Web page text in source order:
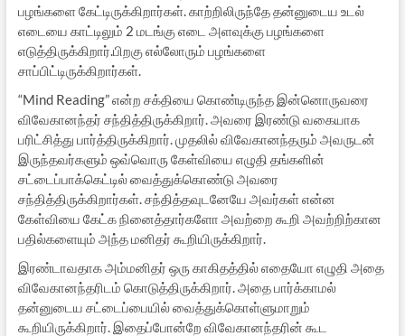
பழங்களை கேட்டிருக்கிறார்கள். காற்றிலிருந்தே தன்னுடைய உடல்
எடையை காட்டிலும் 2 மடங்கு எடை அளவுக்கு பழங்களை
எடுத்திருக்கிறார்.பிறகு எல்லோரும் பழங்களை
சாப்பிட்டிருக்கிறார்கள்.
“Mind Reading” என்ற சக்தியை கொண்டிருந்த இன்னொருவரை
விவேகானந்தர் சந்தித்திருக்கிறார். அவரை இரண்டு வகையாக
பரிட்சித்து பார்த்திருக்கிறார். முதலில் விவேகானந்தரும் அவருடன்
இருந்தவர்களும் ஒவ்வொரு கேள்வியை எழுதி தங்களின்
சட்டைப்பாக்கெட்டில் வைத்துக்கொண்டு அவரை
சந்தித்திருக்கிறார்கள். சந்தித்தவுடனேயே அவர்கள் என்ன
கேள்வியை கேட்க நினைத்தார்களோ அவற்றை கூறி அவற்றிற்கான
பதில்களையும் அந்த மனிதர் கூறியிருக்கிறார்.
இரண்டாவதாக அம்மனிதர் ஒரு காகிதத்தில் எதையோ எழுதி அதை
விவேகானந்தரிடம் கொடுத்திருக்கிறார். அதை பார்க்காமல்
தன்னுடைய சட்டைப்பையில் வைத்துக்கொள்ளுமாறும்
கூறியிருக்கிறார். இதைப்போன்றே விவேகானந்தரின் கூட